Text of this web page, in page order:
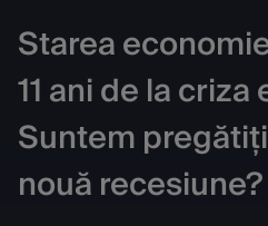
Starea
11 ani de la
Suntem
nouă recesiune?